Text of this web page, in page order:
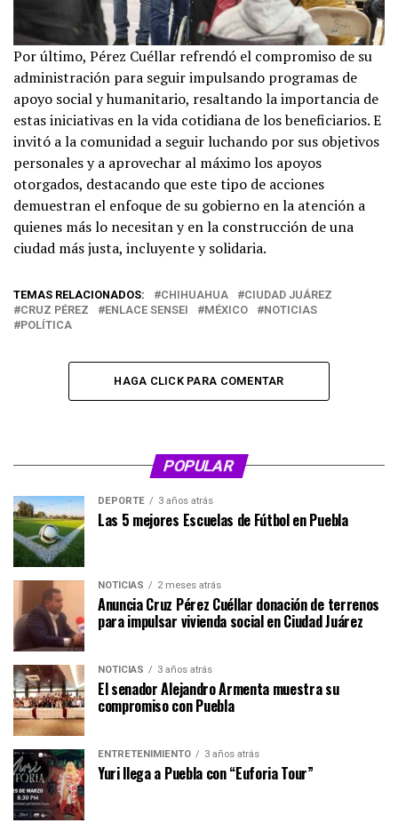
Por último, Pérez Cuéllar refrendó el compromiso de su
administración para seguir impulsando programas de
apoyo social y humanitario, resaltando la importancia de
estas iniciativas en la vida cotidiana de los beneficiarios. E
invitó a la comunidad a seguir luchando por sus objetivos
personales y a aprovechar al máximo los apoyos
otorgados, destacando que este tipo de acciones
demuestran el enfoque de su gobierno en la atención a
quienes más lo necesitan y en la construcción de una
ciudad más justa, incluyente y solidaria.
TEMAS RELACIONADOS: CHIHUAHUA
CIUDAD JUÁREZ
CRUZ PÉREZ
ENLACE SENSEI MÉXICO
NOTICIAS
POLÍTICA
HAGA CLICK PARA COMENTAR
POPULAR
DEPORTE 3 años atrás
Las 5 mejores Escuelas de Fútbol en Puebla
NOTICIAS 2 meses atrás
Anuncia Cruz Pérez Cuéllar donación de terrenos
para impulsar vivienda social en Ciudad Juárez
NOTICIAS 3 años atrás
El senador Alejandro Armenta muestra su
compromiso con Puebla
ENTRETENIMIENTO 3 años atrás
Yuri llega a Puebla con “Euforia Tour”